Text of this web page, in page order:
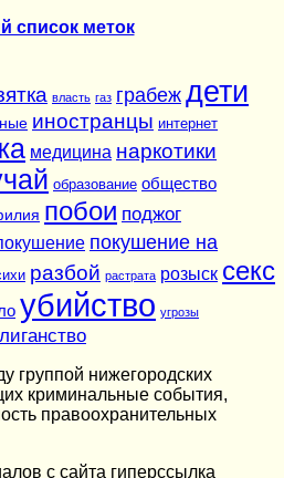
список меток
власть газ грабеж дети
иностранцы интернет
медицина наркотики
образование общество
побои поджог
покушение на
разбой растрата розыск секс
убийство угрозы
группой нижегородских
криминальные события,
правоохранительных
c сайта гиперссылка